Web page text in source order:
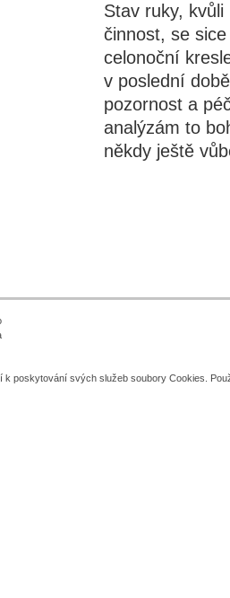
Stav ruky,
činnost, se
celonoční
v poslední
pozornost a
analýzám to
někdy ještě
k poskytování svých služeb soubory Cookies.